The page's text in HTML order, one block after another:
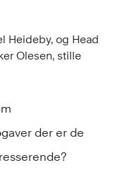
Heideby, og Head
Olesen, stille
der er de